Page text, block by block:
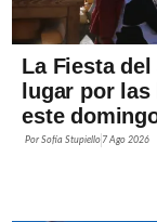
La Fiesta
lugar por
este
PorSofía Stupiello 7 Ago 2026